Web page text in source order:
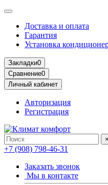
Доставка и оплата
Гарантия
Установка
Закладки0
Сравнение0
Личный кабинет
Авторизация
Регистрация
×
+7 (908) 798-46-31
Заказать звонок
Мы в контакте